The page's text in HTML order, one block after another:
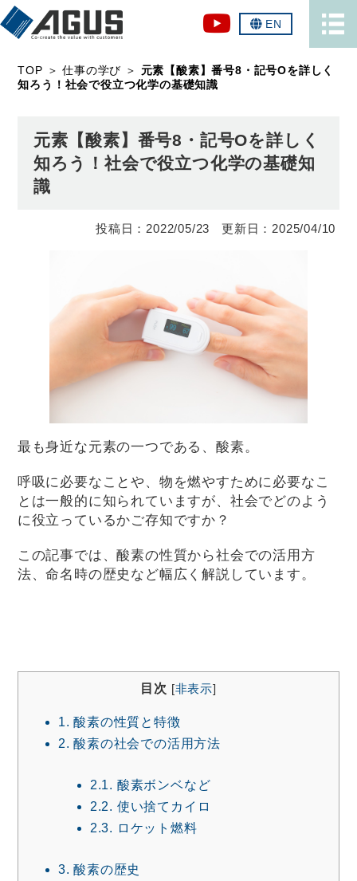
EN
TOP ＞仕事の学び ＞ 元素【酸素】番号8・記号Oを詳しく
知ろう！社会で役立つ化学の基礎知識
元素【酸素】番号8・記号Oを詳しく
知ろう！社会で役立つ化学の基礎知
識
2022/05/23 2025/04/10
最も身近な元素の一つである、酸素。
呼吸に必要なことや、物を燃やすために必要なこ
とは一般的に知られていますが、社会でどのよう
に役立っているかご存知ですか？
この記事では、酸素の性質から社会での活用方
法、命名時の歴史など幅広く解説しています。
目次 [非表示]
1. 酸素の性質と特徴
2. 酸素の社会での活用方法
2.1. 酸素ボンベなど
2.2. 使い捨てカイロ
2.3. ロケット燃料
3. 酸素の歴史